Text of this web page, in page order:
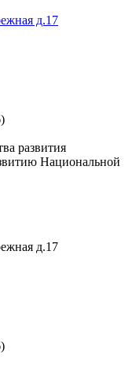
д.17
развития
Национальной
д.17